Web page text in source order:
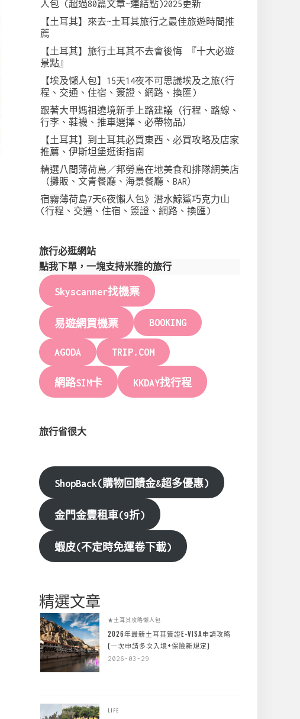
人包 (超過80篇文章~連結點)2025更新
【土耳其】來去~土耳其旅行之最佳旅遊時間推
薦
【土耳其】旅行土耳其不去會後悔 『十大必遊
景點』
【埃及懶人包】15天14夜不可思議埃及之旅(行
程、交通、住宿、簽證、網路、換匯)
跟著大甲媽祖遶境新手上路建議（行程、路線、
行李、鞋襪、推車選擇、必帶物品）
【土耳其】到土耳其必買東西、必買攻略及店家
推薦、伊斯坦堡逛街指南
精選八間薄荷島／邦勞島在地美食和排隊網美店
（攤販、文青餐廳、海景餐廳、BAR）
宿霧薄荷島7天6夜懶人包》潛水鯨鯊巧克力山
(行程、交通、住宿、簽證、網路、換匯)
旅行必逛網站
點我下單，一塊支持米雅的旅行
Skyscanner找機票
易遊網買機票 BOOKING
AGODA TRIP.COM
網路SIM卡 KKDAY找行程
旅行省很大
ShopBack(購物回饋金&超多優惠)
金門金豐租車(9折)
蝦皮(不定時免運卷下載)
精選文章
★土耳其攻略懶人包
2026年最新土耳其簽證E-VISA申請攻略
(一次申請多次入境+保險新規定)
2026-03-29
LIFE